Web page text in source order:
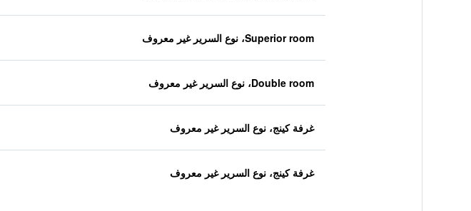
Superior room، نوع السرير غير معروف
Double room، نوع السرير غير معروف
غرفة كينج، نوع السرير غير معروف
غرفة كينج، نوع السرير غير معروف